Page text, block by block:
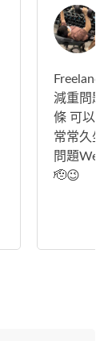
減重問題
條 可以
常常久坐
問題
🫡😉